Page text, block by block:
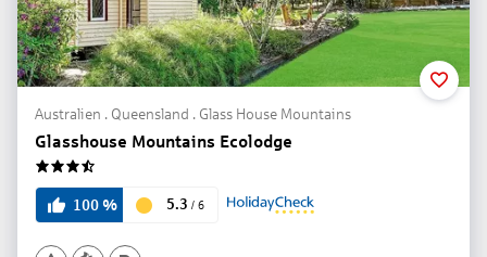
Australien . Queensland . Glass House Mountains
Glasshouse Mountains Ecolodge
3.5
100% 5.3 / 6